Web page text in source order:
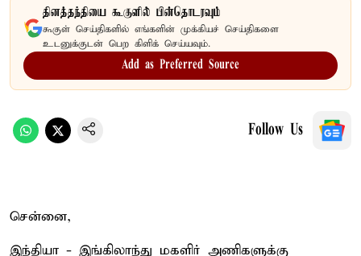
தினத்தந்தியை கூகுளில் பின்தொடரவும்
கூகுள் செய்திகளில் எங்களின் முக்கியச் செய்திகளை
உடனுக்குடன் பெற கிளிக் செய்யவும்.
Add as Preferred Source
Follow Us
சென்னை,
இந்தியா - இங்கிலாந்து மகளிர் அணிகளுக்கு